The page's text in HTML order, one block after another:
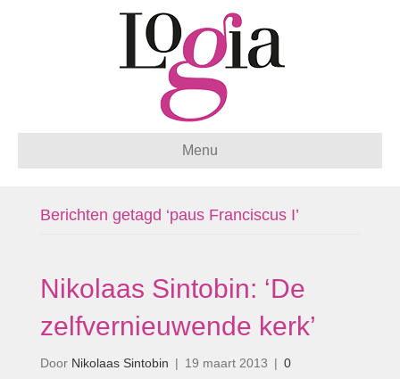
Menu
Berichten getagd ‘paus Franciscus I’
Nikolaas Sintobin: ‘De
zelfvernieuwende kerk’
Door Nikolaas Sintobin | 19 maart 2013 | 0